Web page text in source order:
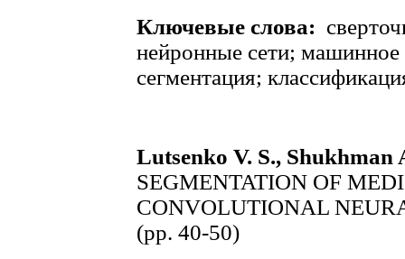
Ключевые слова:
нейронные сети; машинное
сегментация;
Lutsenko V. S., Shukhman
SEGMENTATION OF
CONVOLUTIONAL
(pp. 40-50)